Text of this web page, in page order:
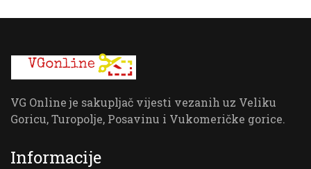
VG Online je sakupljač vijesti vezanih uz Veliku
Goricu, Turopolje, Posavinu i Vukomeričke gorice.
Informacije